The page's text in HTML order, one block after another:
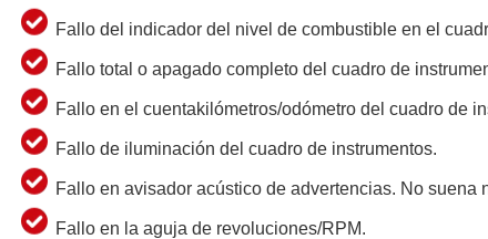
Fallo del indicador del nivel de combustible en el
Fallo total o apagado completo del cuadro de
Fallo en el cuentakilómetros/odómetro del cuadro de
Fallo de iluminación del cuadro de instrumentos.
Fallo en avisador acústico de advertencias. No suena
Fallo en la aguja de revoluciones/RPM.